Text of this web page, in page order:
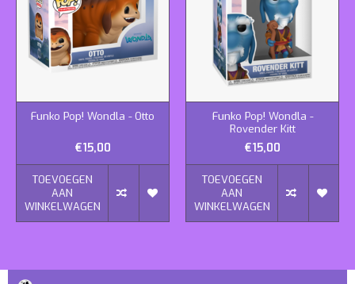
Funko Pop! Wondla - Otto
€15,00
TOEVOEGEN
AAN
WINKELWAGEN
Funko Pop! Wondla -
Rovender Kitt
€15,00
TOEVOEGEN
AAN
WINKELWAGEN